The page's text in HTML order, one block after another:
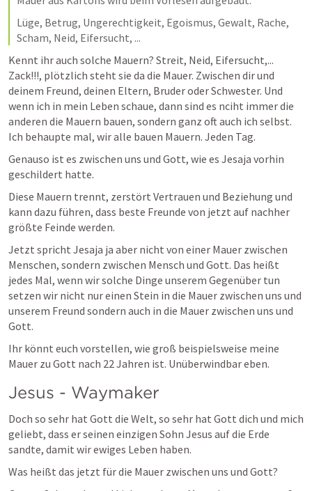
Lüge, Betrug, Ungerechtigkeit, Egoismus, Gewalt, Rache,
Scham, Neid, Eifersucht, ...
Kennt ihr auch solche Mauern? Streit, Neid, Eifersucht,...
Zack!!!, plötzlich steht sie da die Mauer. Zwischen dir und
deinem Freund, deinen Eltern, Bruder oder Schwester. Und
wenn ich in mein Leben schaue, dann sind es nciht immer die
anderen die Mauern bauen, sondern ganz oft auch ich selbst.
Ich behaupte mal, wir alle bauen Mauern. Jeden Tag.
Genauso ist es zwischen uns und Gott, wie es Jesaja vorhin
geschildert hatte.
Diese Mauern trennt, zerstört Vertrauen und Beziehung und
kann dazu führen, dass beste Freunde von jetzt auf nachher
größte Feinde werden.
Jetzt spricht Jesaja ja aber nicht von einer Mauer zwischen
Menschen, sondern zwischen Mensch und Gott. Das heißt
jedes Mal, wenn wir solche Dinge unserem Gegenüber tun
setzen wir nicht nur einen Stein in die Mauer zwischen uns und
unserem Freund sondern auch in die Mauer zwischen uns und
Gott.
Ihr könnt euch vorstellen, wie groß beispielsweise meine
Mauer zu Gott nach 22 Jahren ist. Unüberwindbar eben.
Jesus - Waymaker
Doch so sehr hat Gott die Welt, so sehr hat Gott dich und mich
geliebt, dass er seinen einzigen Sohn Jesus auf die Erde
sandte, damit wir ewiges Leben haben.
Was heißt das jetzt für die Mauer zwischen uns und Gott?